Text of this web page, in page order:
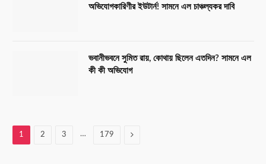
অভিযোগকারিণীর ইউটার্ন! সামনে এল চাঞ্চল্যকর দাবি
ভবানীভবনে সুমিত রায়, কোথায় ছিলেন এতদিন? সামনে এল
কী কী অভিযোগ
1 2 3 … 179 Next